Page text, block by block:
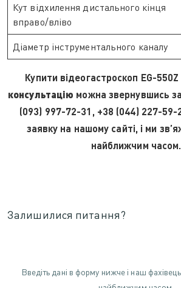
Кут відхилення дистального кінця
вправо/вліво
Діаметр інструментального каналу
Купити відеогастроскоп EG-550Z
консультацію можна звернувшись
(093) 997-72-31, +38 (044) 227-
заявку на нашому сайті, і ми
найближчим часом.
Залишилися питання?
Введіть дані в форму нижче і наш